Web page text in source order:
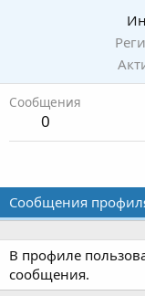
Сообщения
0
Сообщения
В профиле
сообщения.